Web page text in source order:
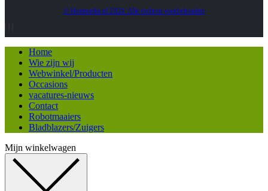
© Heatmedia.nl 2024. Alle rechten voorbehouden
Home
Wie zijn wij
Webwinkel/Producten
Occasions
vacatures-nieuws
Contact
Robotmaaiers
Bladblazers/Zuigers
Mijn winkelwagen